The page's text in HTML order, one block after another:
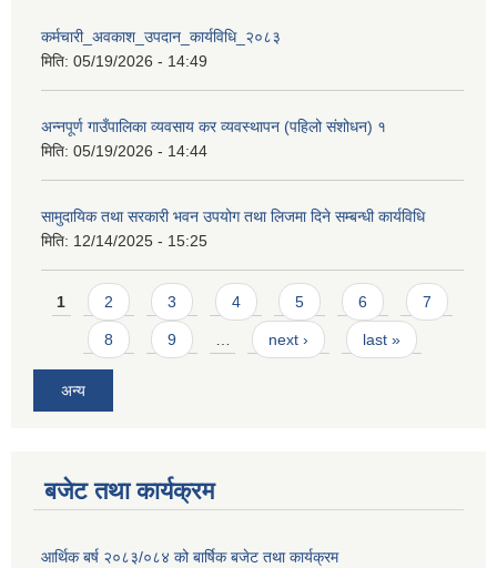
कर्मचारी_अवकाश_उपदान_कार्यविधि_२०८३
मिति: 05/19/2026 - 14:49
अन्नपूर्ण गाउँपालिका व्यवसाय कर व्यवस्थापन (पहिलो संशोधन) १
मिति: 05/19/2026 - 14:44
सामुदायिक तथा सरकारी भवन उपयोग तथा लिजमा दिने सम्बन्धी कार्यविधि
मिति: 12/14/2025 - 15:25
Pages
1 2 3 4 5 6 7
8 9 next › last »
अन्य
बजेट तथा कार्यक्रम
आर्थिक बर्ष २०८३/०८४ को बार्षिक बजेट तथा कार्यक्रम